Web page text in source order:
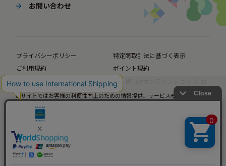
お問い合わせ
プライバシーポリシー
特定商取引法に基づく表示
ご利用規約
ポイント規約
企業サイト
法人様向けオンラインショップ
当サイトではお客様の利便性向上のための情報提供、サービス改善のための分
当サイトの閲覧を継続された場合、Cookieの使用にご同意いただいたものとみ
なします。
詳細については